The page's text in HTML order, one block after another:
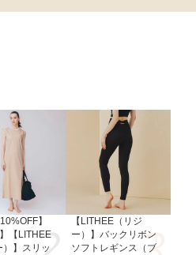
】
】【LITHEE
）】スリッ
【LITHEE（リジ
ー）】バックリボン
ソフトレギンス（ブ